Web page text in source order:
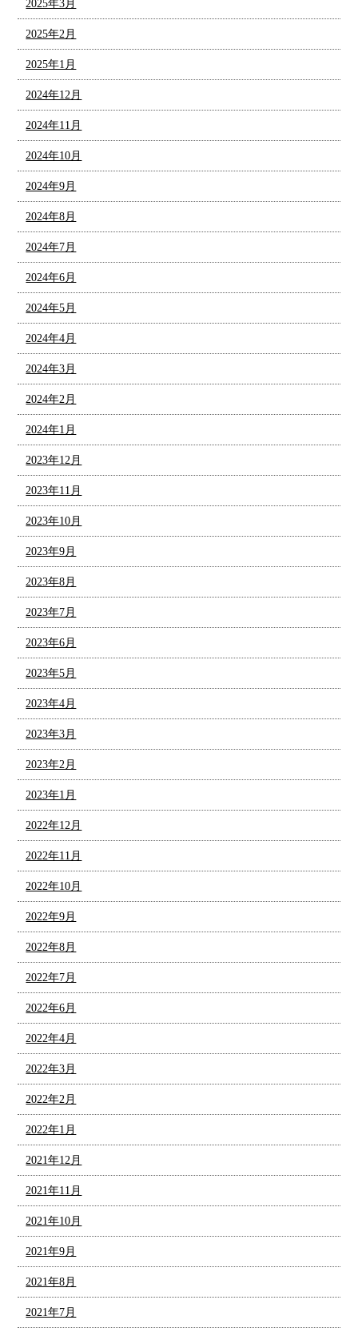
2025年3月
2025年2月
2025年1月
2024年12月
2024年11月
2024年10月
2024年9月
2024年8月
2024年7月
2024年6月
2024年5月
2024年4月
2024年3月
2024年2月
2024年1月
2023年12月
2023年11月
2023年10月
2023年9月
2023年8月
2023年7月
2023年6月
2023年5月
2023年4月
2023年3月
2023年2月
2023年1月
2022年12月
2022年11月
2022年10月
2022年9月
2022年8月
2022年7月
2022年6月
2022年4月
2022年3月
2022年2月
2022年1月
2021年12月
2021年11月
2021年10月
2021年9月
2021年8月
2021年7月